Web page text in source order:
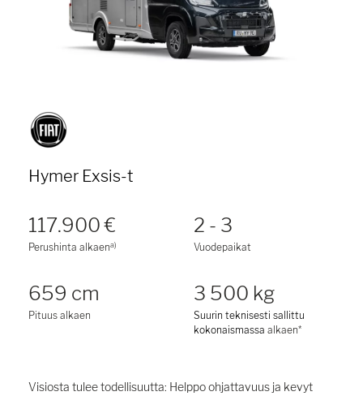
Hymer Exsis-t
117.900 €
Perushinta alkaena)
2 - 3
Vuodepaikat
659 cm
Pituus alkaen
3 500 kg
Suurin teknisesti sallittu
kokonaismassa alkaen*
Visiosta tulee todellisuutta: Helppo ohjattavuus ja kevyt